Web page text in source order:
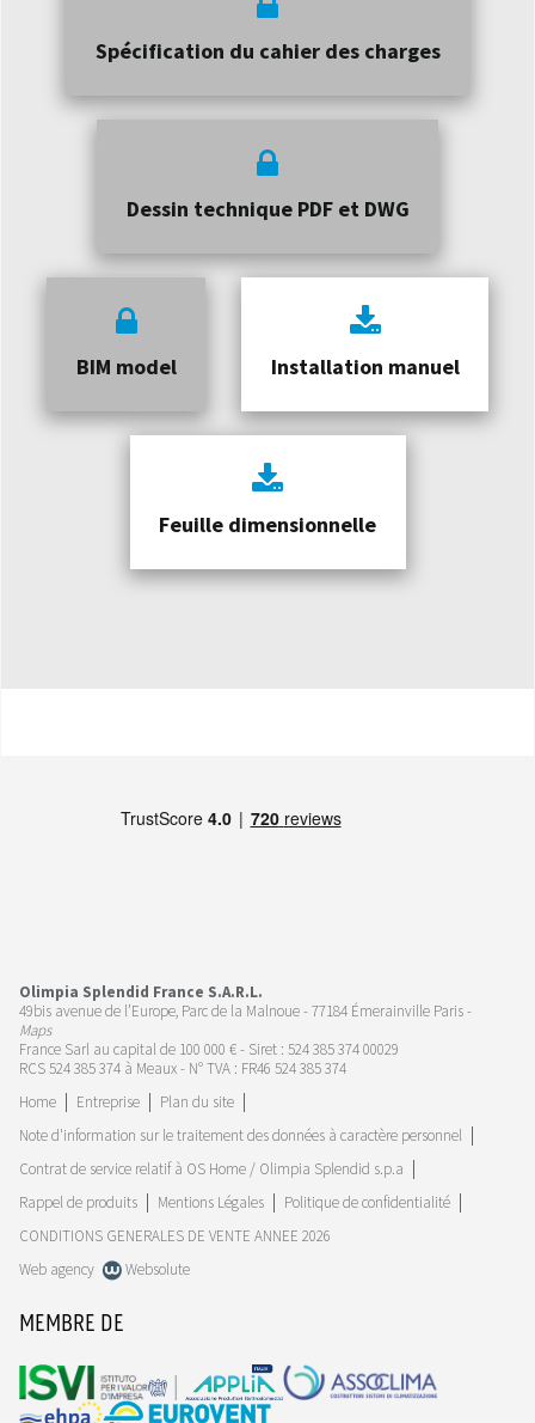
Spécification du cahier des charges
Dessin technique PDF et DWG
BIM model Installation manuel
Feuille dimensionnelle
Olimpia Splendid France S.A.R.L.
49bis avenue de l’Europe, Parc de la Malnoue - 77184 Émerainville Paris -
Maps
France Sarl au capital de 100 000 € - Siret : 524 385 374 00029
RCS 524 385 374 à Meaux - N° TVA : FR46 524 385 374
Home
Entreprise
Plan du site
Note d'information sur le traitement des données à caractère personnel
Contrat de service relatif à OS Home / Olimpia Splendid s.p.a
Rappel de produits
Mentions Légales
Politique de confidentialité
CONDITIONS GENERALES DE VENTE ANNEE 2026
Web agency
Websolute
MEMBRE DE